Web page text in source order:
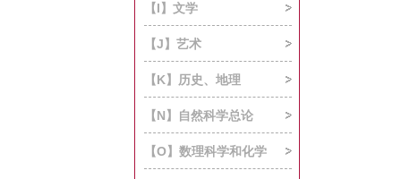
【I】文学
【J】艺术
【K】历史、地理
【N】自然科学总论
【O】数理科学和化学